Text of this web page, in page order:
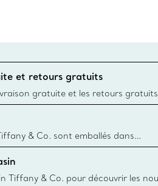
et retours gratuits
gratuite et les retours
Tiffany & Co. passées sur le
destination est l’adresse d’un
& Co. sont emballés dans
Bien que l'histoire de cet
les Blue Box et sacs sont
papier provenant de sources
Tiffany & Co. pour découvrir les